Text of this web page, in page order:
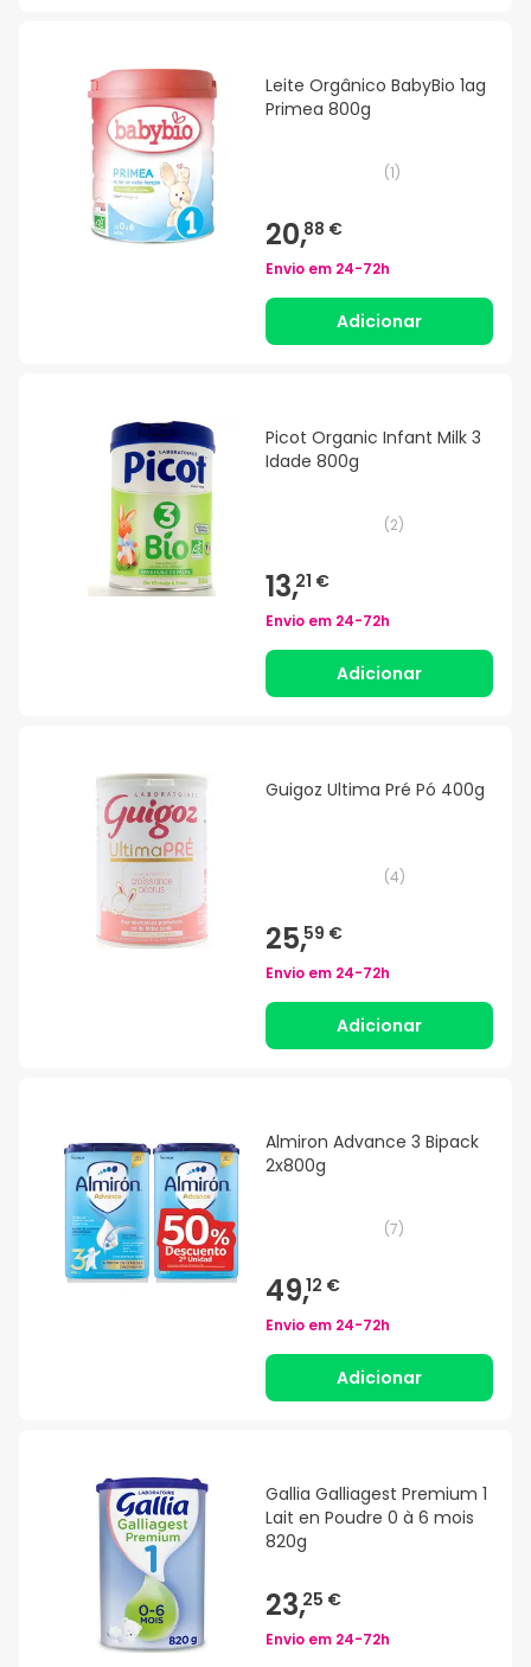
Leite Orgânico BabyBio 1ag
Primea 800g
(1)
20,88 €
Envio em 24-72h
Adicionar
Picot Organic Infant Milk 3
Idade 800g
(2)
13,21 €
Envio em 24-72h
Adicionar
Guigoz Ultima Pré Pó 400g
(4)
25,59 €
Envio em 24-72h
Adicionar
Almiron Advance 3 Bipack
2x800g
(7)
49,12 €
Envio em 24-72h
Adicionar
Gallia Galliagest Premium 1
Lait en Poudre 0 à 6 mois
820g
23,25 €
Envio em 24-72h